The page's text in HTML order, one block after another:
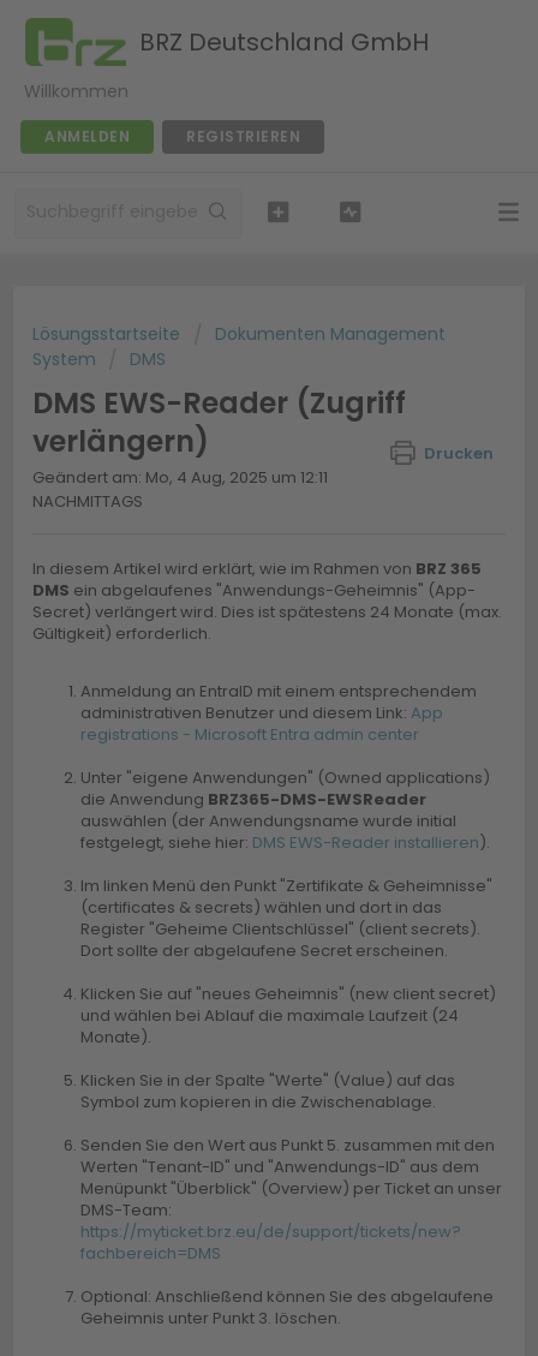
BRZ Deutschland GmbH
Willkommen
ANMELDEN REGISTRIEREN
Lösungsstartseite
Dokumenten Management
System
DMS
DMS EWS-Reader (Zugriff
verlängern)
Drucken
Geändert am: Mo, 4 Aug, 2025 um 12:11
NACHMITTAGS
In diesem Artikel wird erklärt, wie im Rahmen von BRZ 365
DMS ein abgelaufenes "Anwendungs-Geheimnis" (App-
Secret) verlängert wird. Dies ist spätestens 24 Monate (max.
Gültigkeit) erforderlich.
Anmeldung an EntraID mit einem entsprechendem
administrativen Benutzer und diesem Link: App
registrations - Microsoft Entra admin center
Unter "eigene Anwendungen" (Owned applications)
die Anwendung BRZ365-DMS-EWSReader
auswählen (der Anwendungsname wurde initial
festgelegt, siehe hier: DMS EWS-Reader installieren).
Im linken Menü den Punkt "Zertifikate & Geheimnisse"
(certificates & secrets) wählen und dort in das
Register "Geheime Clientschlüssel" (client secrets).
Dort sollte der abgelaufene Secret erscheinen.
Klicken Sie auf "neues Geheimnis" (new client secret)
und wählen bei Ablauf die maximale Laufzeit (24
Monate).
Klicken Sie in der Spalte "Werte" (Value) auf das
Symbol zum kopieren in die Zwischenablage.
Senden Sie den Wert aus Punkt 5. zusammen mit den
Werten "Tenant-ID" und "Anwendungs-ID" aus dem
Menüpunkt "Überblick" (Overview) per Ticket an unser
DMS-Team:
https://myticket.brz.eu/de/support/tickets/new?
fachbereich=DMS
Optional: Anschließend können Sie des abgelaufene
Geheimnis unter Punkt 3. löschen.